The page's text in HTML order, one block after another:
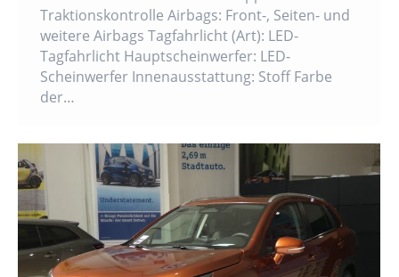
Traktionskontrolle Airbags: Front-, Seiten- und
weitere Airbags Tagfahrlicht (Art): LED-
Tagfahrlicht Hauptscheinwerfer: LED-
Scheinwerfer Innenausstattung: Stoff Farbe
der…